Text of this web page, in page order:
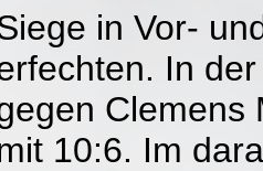
in Vor-
In
Clemens
10:6. Im